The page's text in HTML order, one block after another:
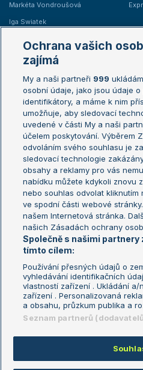
Markéta Vondroušová
Iga Swiatek
Žebříčky
Žebříček ATP (muži)
Žebříček WTA (ženy)
Sázkařský žebříček
US
Aktualní trendy
Fotbalové přestupy
Livesport Daily
LS Prague Open
Podmínky užití
GDPR a žurnalistika
Kontakt
Copyright © 2008-2026 TenisPortal.cz.
Ochrana vašich
zajímá
My a naši partneři 999
osobní údaje, jako jsou údaje
identifikátory, a máme k nim
umožňuje, aby sledovací
uvedené v části My a naši
účelem poskytování. Výběrem
odvoláním svého souhlasu je
sledovací technologie
obsahy a reklamy pro vás
nabídku můžete kdykoli znovu
nebo souhlas odvolat kliknutím
ve spodní části webové
našem Internetová stránka.
našich Zásadách ochrany
Společně s našimi partnery
tímto cílem:
Používání přesných údajů o
vyhledávání identifikačních
vlastností zařízení . Ukládání
zařízení . Personalizovaná
a obsahu, průzkum publika a
Seznam partnerů